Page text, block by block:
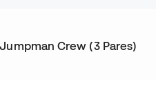
Crew (3 Pares)